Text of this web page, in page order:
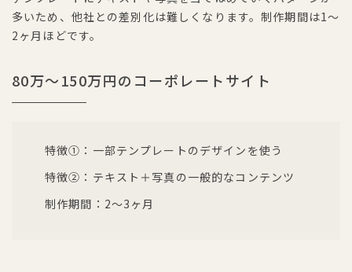
多いため、他社との差別化は難しくなります。制作期間は1〜
2ヶ月ほどです。
80万〜150万円のコーポレートサイト
特徴①：一部テンプレートのデザインを使う
特徴②：テキスト＋写真の一般的なコンテンツ
制作期間：2〜3ヶ月